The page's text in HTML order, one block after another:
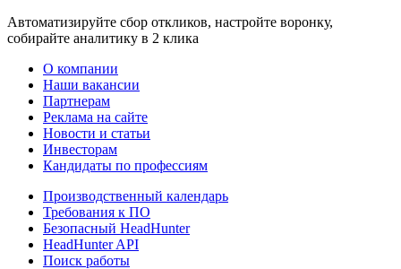
Автоматизируйте сбор откликов, настройте воронку,
собирайте аналитику в 2 клика
О компании
Наши вакансии
Партнерам
Реклама на сайте
Новости и статьи
Инвесторам
Кандидаты по профессиям
Производственный календарь
Требования к ПО
Безопасный HeadHunter
HeadHunter API
Поиск работы